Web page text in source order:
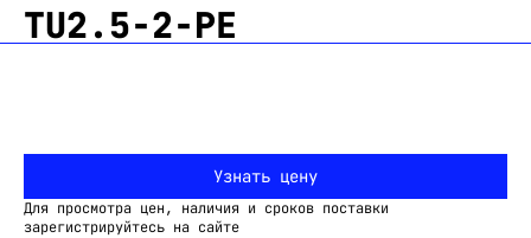
Новости
Контакты
Вход
TU2.5-2-PE
Узнать цену
Для просмотра цен, наличия и сроков поставки
зарегистрируйтесь на сайте